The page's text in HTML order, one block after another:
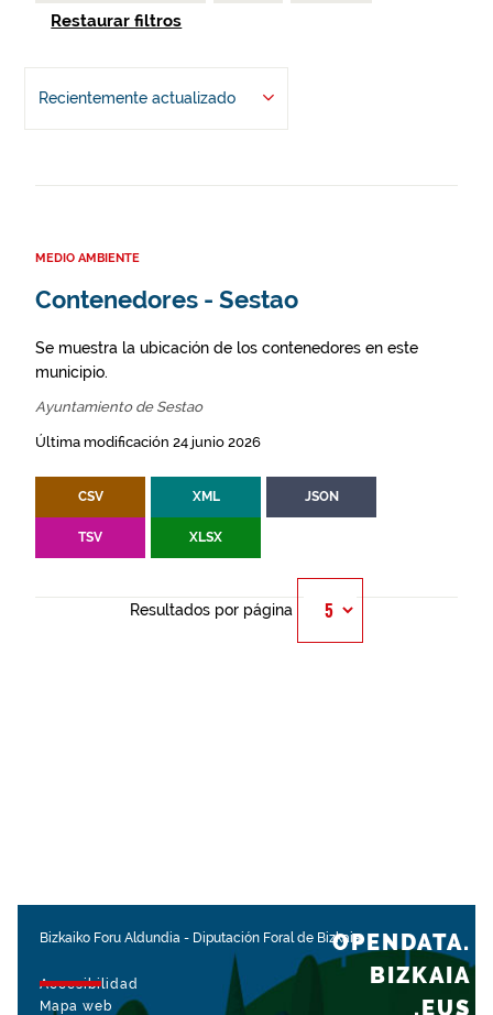
Restaurar filtros
Recientemente actualizado
MEDIO AMBIENTE
Contenedores - Sestao
Se muestra la ubicación de los contenedores en este
municipio.
Ayuntamiento de Sestao
Última modificación 24 junio 2026
CSV XML JSON
TSV XLSX
Resultados por página
Bizkaiko Foru Aldundia - Diputación Foral de Bizkaia
Accesibilidad
Mapa web
OPENDATA.
BIZKAIA
.EUS